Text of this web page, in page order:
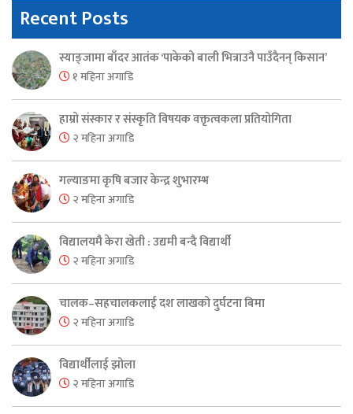
Recent Posts
स्याङ्जामा बाँदर आतंक ‘पाकेको बाली भित्राउनै पाउँदैनन् किसान’
१ महिना अगाडि
हाम्रो संस्कार र संस्कृति विषयक वक्तृत्वकला प्रतियोगिता
२ महिना अगाडि
गल्याङमा कृषि बजार केन्द्र शुभारम्भ
२ महिना अगाडि
विद्यालयमै केरा खेती : उद्यमी बन्दै विद्यार्थी
२ महिना अगाडि
चालक–सहचालकलाई दश लाखको दुर्घटना बिमा
२ महिना अगाडि
विद्यार्थीलाई झोला
२ महिना अगाडि